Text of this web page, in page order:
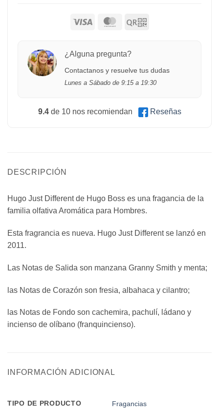
¿Alguna pregunta?
Contactanos y resuelve tus dudas
Lunes a Sábado de 9:15 a 19:30
9.4de 10 nos recomiendan Reseñas
DESCRIPCIÓN
Hugo Just Different de Hugo Boss es una fragancia de la
familia olfativa Aromática para Hombres.
Esta fragrancia es nueva. Hugo Just Different se lanzó en
2011.
Las Notas de Salida son manzana Granny Smith y menta;
las Notas de Corazón son fresia, albahaca y cilantro;
las Notas de Fondo son cachemira, pachulí, ládano y
incienso de olíbano (franquincienso).
INFORMACIÓN ADICIONAL
TIPO DE PRODUCTO Fragancias